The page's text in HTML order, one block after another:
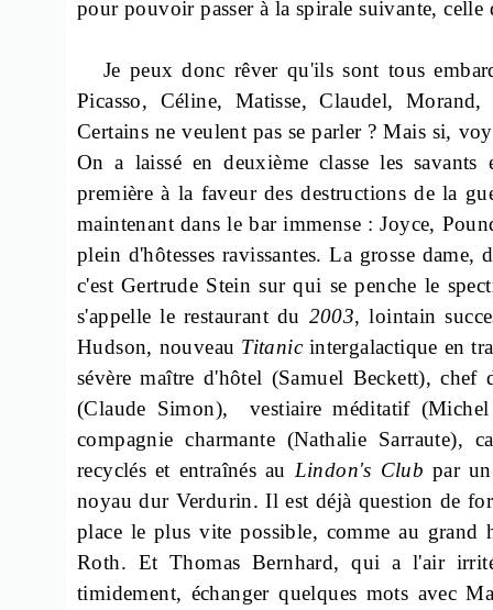
pour pouvoir passer à la spirale suivante, celle
Je peux donc rêver qu'ils sont tous
Picasso, Céline, Matisse, Claudel,
Certains ne veulent pas se parler ? Mais si,
On a laissé en deuxième classe les
première à la faveur des destructions de la
maintenant dans le bar immense : Joyce,
plein d'hôtesses ravissantes. La grosse
c'est Gertrude Stein sur qui se penche le
s'appelle le restaurant du 2003, lointain
Hudson, nouveau Titanicintergalactique en
sévère maître d'hôtel (Samuel Beckett),
(Claude Simon),
vestiaire méditatif
compagnie charmante (Nathalie Sarraute),
recyclés et entraînés au Lindon's Club par
noyau dur Verdurin. Il est déjà question de
place le plus vite possible, comme au grand
Roth. Et Thomas Bernhard, qui a l'air
timidement, échanger quelques mots avec